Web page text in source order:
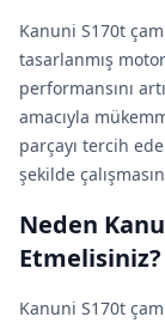
Kanuni S170t
tasarlanmış
performansını
amacıyla
parçayı tercih
şekilde
Neden
Etmelisiniz?
Kanuni S170t